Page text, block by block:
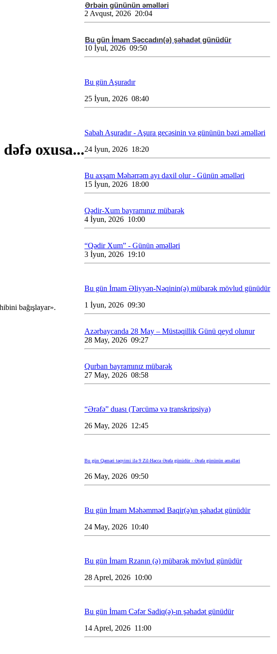
охusа...
bаğışlаyаr».
Ərbəin gününün əməlləri
2 Avqust, 2026 20:04
Bu gün İmam Səccadın(ə) şəhadət günüdür
10 İyul, 2026 09:50
Bu gün Aşuradır
25 İyun, 2026 08:40
Sabah Aşuradır - Aşura gecəsinin və gününün bəzi əməlləri
24 İyun, 2026 18:20
Bu axşam Məhərrəm ayı daxil olur - Günün əməlləri
15 İyun, 2026 18:00
Qədir-Xum bayramınız mübarək
4 İyun, 2026 10:00
“Qədir Xum” - Günün əməlləri
3 İyun, 2026 19:10
Bu gün İmam Əliyyən-Nəqinin(ə) mübarək mövlud günüdür
1 İyun, 2026 09:30
Azərbaycanda 28 May – Müstəqillik Günü qeyd olunur
28 May, 2026 09:27
Qurban bayramınız mübarək
27 May, 2026 08:58
“Ərəfə” duası (Tərcümə və transkripsiya)
26 May, 2026 12:45
Bu gün Qəməri təqvimi ilə 9 Zil-Həccə Ərəfə günüdür - Ərəfə gününün əməlləri
26 May, 2026 09:50
Bu gün İmam Məhəmməd Baqir(ə)ın şəhadət günüdür
24 May, 2026 10:40
Bu gün İmam Rzanın (ə) mübarək mövlud günüdür
28 Aprel, 2026 10:00
Bu gün İmam Cəfər Sadiq(ə)-ın şəhadət günüdür
14 Aprel, 2026 11:00